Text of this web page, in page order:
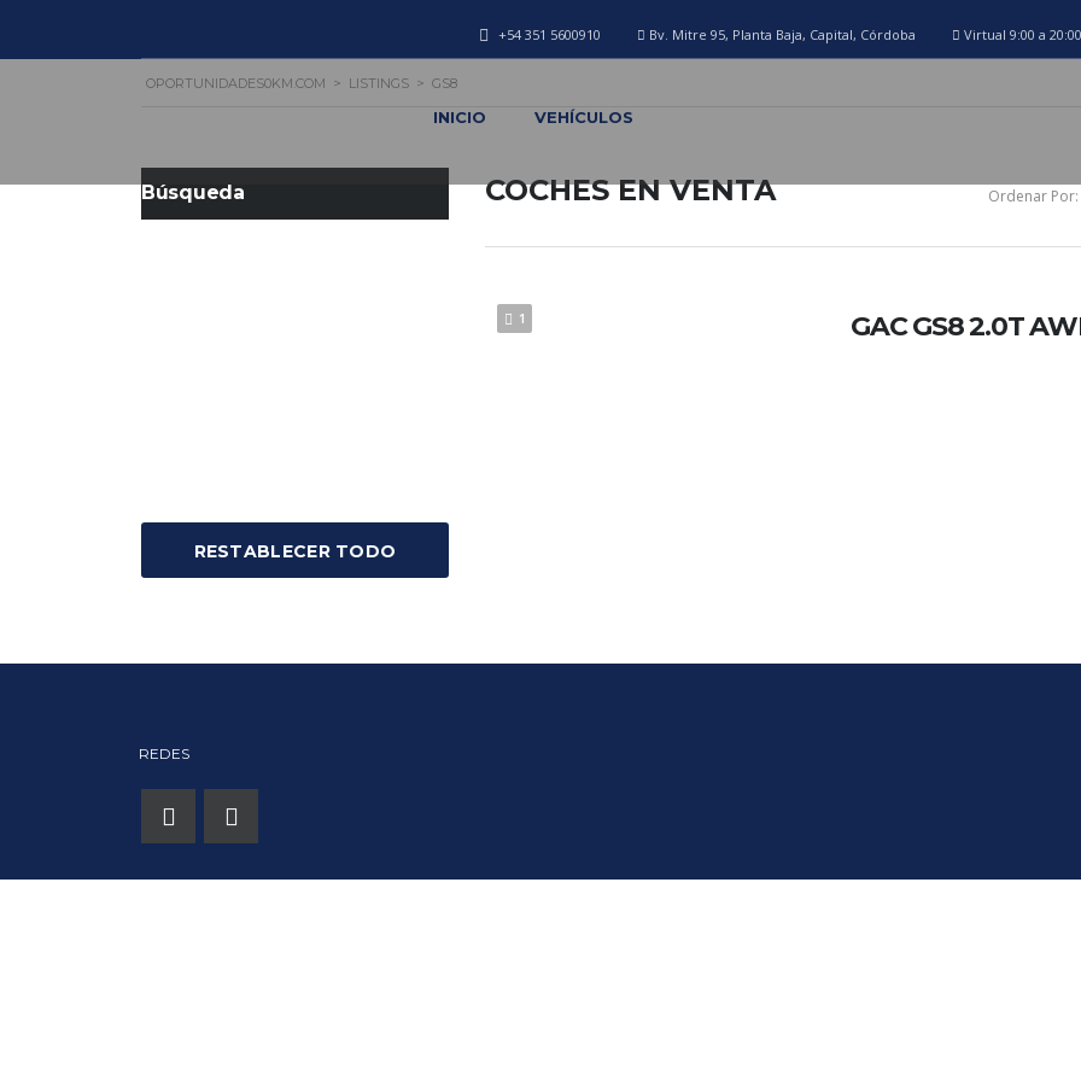
Virtual 9:00 a
Bv. Mitre 95, Planta Baja, Capital, Córdoba
+54 351 5600910
INICIO VEHÍCULOS
OPORTUNIDADES0KM.COM > LISTINGS > GS8
Búsqueda
RESTABLECER TODO
COCHES EN VENTA Ordenar Por:
1 GAC GS8 2.0T
REDES